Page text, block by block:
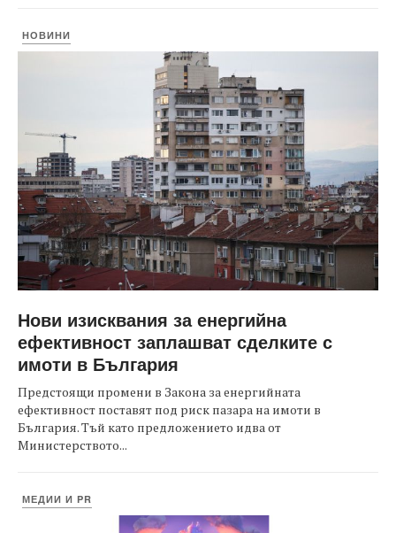
НОВИНИ
Нови изисквания за енергийна
ефективност заплашват сделките с
имоти в България
Предстоящи промени в Закона за енергийната
ефективност поставят под риск пазара на имоти в
България. Тъй като предложението идва от
Министерството...
МЕДИИ И PR